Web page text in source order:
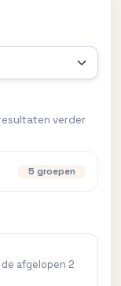
verder
5 groepen
afgelopen 2